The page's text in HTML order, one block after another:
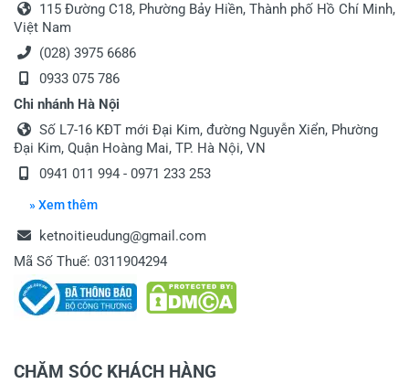
115 Đường C18, Phường Bảy Hiền, Thành phố Hồ Chí Minh,
Việt Nam
(028) 3975 6686
0933 075 786
Chi nhánh Hà Nội
Số L7-16 KĐT mới Đại Kim, đường Nguyễn Xiển, Phường
Đại Kim, Quận Hoàng Mai, TP. Hà Nội, VN
0941 011 994 - 0971 233 253
» Xem thêm
ketnoitieudung@gmail.com
Mã Số Thuế: 0311904294
CHĂM SÓC KHÁCH HÀNG